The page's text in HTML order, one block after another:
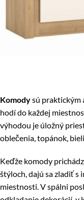
Komodysú praktickým
hodí do každej
výhodou je úložný
oblečenia, topánok,
Keďže komody
štýloch, dajú sa zladiť
miestnosti. V spálni